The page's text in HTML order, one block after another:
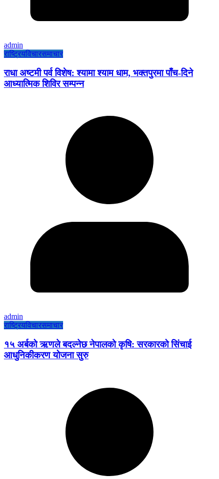
admin
राष्ट्रियविचारसमाचार
राधा अष्टमी पर्व विशेष: श्यामा श्याम धाम, भक्तपुरमा पाँच-दिने
आध्यात्मिक शिविर सम्पन्न
admin
राष्ट्रियविचारसमाचार
१५ अर्बको ऋणले बदल्नेछ नेपालको कृषि: सरकारको सिंचाई
आधुनिकीकरण योजना सुरु